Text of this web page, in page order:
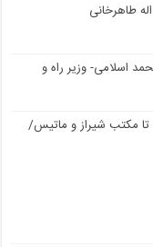
طاهرخانی
اسلامی- وزیر راه و
تا مکتب شیراز و ماتیس/